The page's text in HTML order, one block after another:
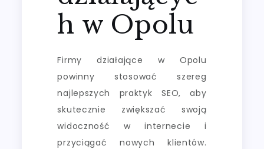
h w Opolu
Firmy działające w Opolu
powinny stosować szereg
najlepszych praktyk SEO, aby
skutecznie zwiększać swoją
widoczność w internecie i
przyciągać nowych klientów.